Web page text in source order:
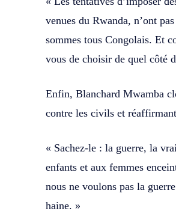
venues du Rwanda, n’ont
sommes tous Congolais. Et
vous de choisir de quel côté
Enfin, Blanchard Mwamba
contre les civils et
« Sachez-le : la guerre, la
enfants et aux femmes
nous ne voulons pas la
haine. »